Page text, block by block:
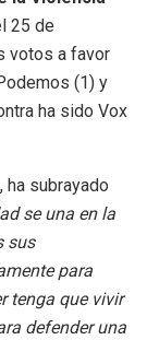
25 de
votos a favor
(1) y
ha sido Vox
, ha subrayado
se una en la
sus
para
tenga que vivir
defender una